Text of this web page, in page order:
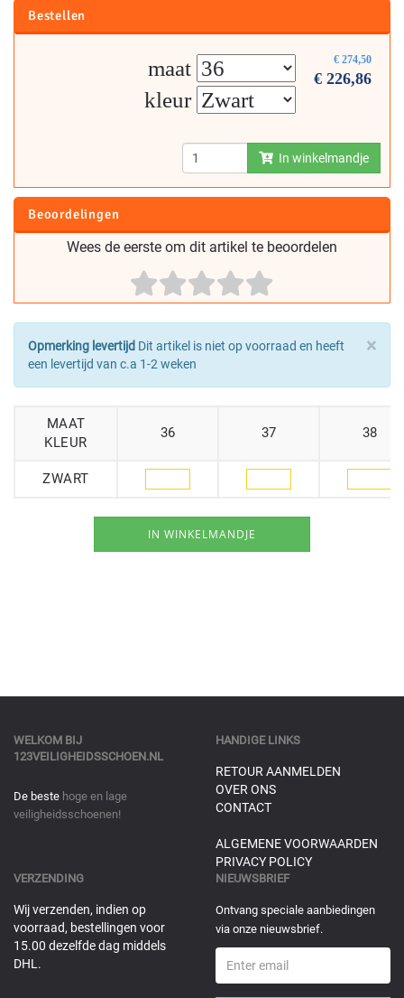
Bestellen
€ 274,50
€ 226,86
maat
kleur
In winkelmandje
Beoordelingen
Wees de eerste om dit artikel te beoordelen
×
Opmerking levertijd Dit artikel is niet op voorraad en heeft
een levertijd van c.a 1-2 weken
MAAT
KLEUR
36 37 38
ZWART
WELKOM BIJ
123VEILIGHEIDSSCHOEN.NL
De beste hoge en lage
veiligheidsschoenen!
HANDIGE LINKS
RETOUR AANMELDEN
OVER ONS
CONTACT
ALGEMENE VOORWAARDEN
PRIVACY POLICY
VERZENDING
Wij verzenden, indien op
voorraad, bestellingen voor
15.00 dezelfde dag middels
DHL.
NIEUWSBRIEF
Ontvang speciale aanbiedingen
via onze nieuwsbrief.